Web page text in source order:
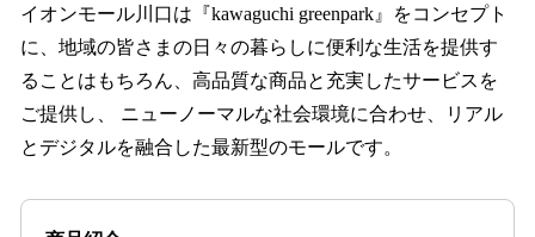
イオンモール川口は『kawaguchi greenpark』をコンセプト
に、地域の皆さまの日々の暮らしに便利な生活を提供す
ることはもちろん、高品質な商品と充実したサービスを
ご提供し、 ニューノーマルな社会環境に合わせ、リアル
とデジタルを融合した最新型のモールです。